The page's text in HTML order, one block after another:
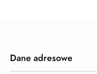
Dane adresowe